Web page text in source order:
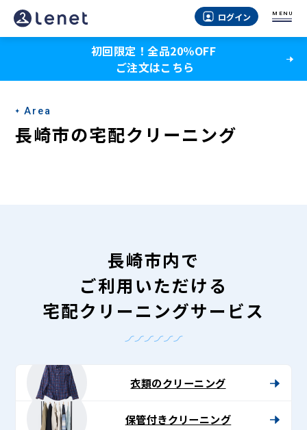
長
崎
の
宅
配
ト〉
ログイン MENU
初回限定！全品20％OFF
ご注文はこちら
Area
長崎市の宅配クリーニング
長崎市内で
ご利用いただける
宅配クリーニングサービス
衣類のクリーニング
保管付きクリーニング